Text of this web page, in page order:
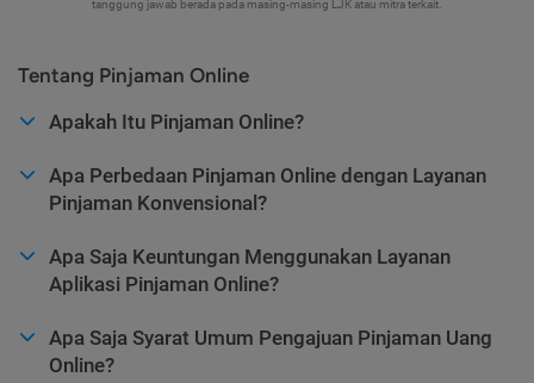
tanggung jawab berada pada masing-masing LJK atau mitra terkait.
Tentang Pinjaman Online
Apakah Itu Pinjaman Online?
Apa Perbedaan Pinjaman Online dengan Layanan
Pinjaman Konvensional?
Apa Saja Keuntungan Menggunakan Layanan
Aplikasi Pinjaman Online?
Apa Saja Syarat Umum Pengajuan Pinjaman Uang
Online?